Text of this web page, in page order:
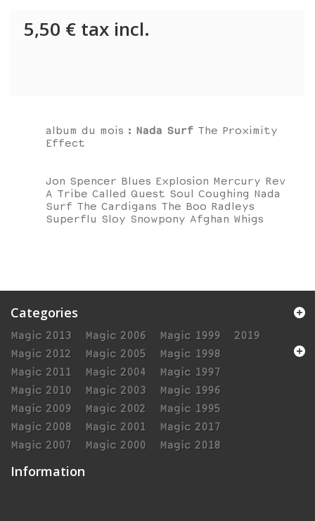
5,50 € tax incl.
album du mois : Nada Surf The Proximity
Effect
Jon Spencer Blues Explosion Mercury Rev
A Tribe Called Quest Soul Coughing Nada
Surf The Cardigans The Boo Radleys
Superflu Sloy Snowpony Afghan Whigs
Categories
Magic 2013
Magic 2012
Magic 2011
Magic 2010
Magic 2009
Magic 2008
Magic 2007
Magic 2006
Magic 2005
Magic 2004
Magic 2003
Magic 2002
Magic 2001
Magic 2000
Magic 1999
Magic 1998
Magic 1997
Magic 1996
Magic 1995
Magic 2017
Magic 2018
2019
Information